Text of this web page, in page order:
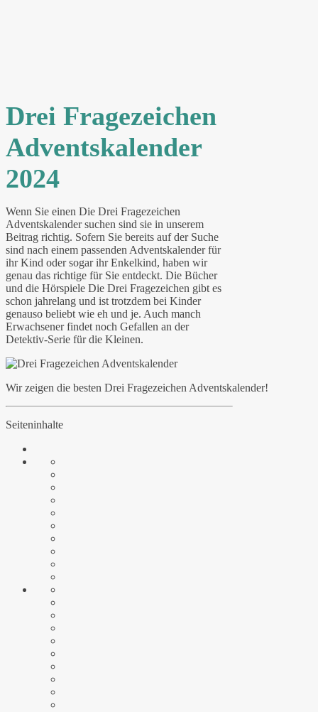
Drei Fragezeichen
Adventskalender
2024
Wenn Sie einen Die Drei Fragezeichen
Adventskalender suchen sind sie in unserem
Beitrag richtig. Sofern Sie bereits auf der Suche
sind nach einem passenden Adventskalender für
ihr Kind oder sogar ihr Enkelkind, haben wir
genau das richtige für Sie entdeckt. Die Bücher
und die Hörspiele Die Drei Fragezeichen gibt es
schon jahrelang und ist trotzdem bei Kinder
genauso beliebt wie eh und je. Auch manch
Erwachsener findet noch Gefallen an der
Detektiv-Serie für die Kleinen.
Wir zeigen die besten Drei Fragezeichen Adventskalender!
Seiteninhalte